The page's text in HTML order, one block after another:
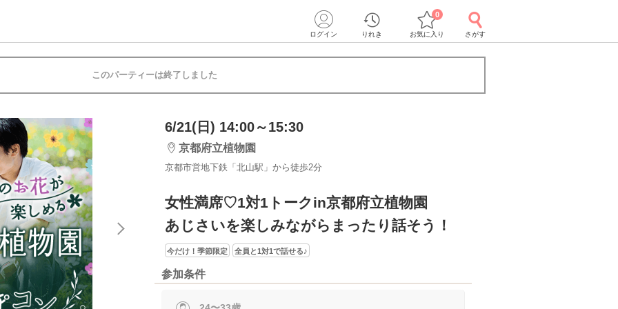
ログイン りれき お気に入り
0
さがす
このパーティーは終了しました
6/21(日) 14:00～15:30
京都府立植物園
京都市営地下鉄「北山駅」から徒歩2分
女性満席♡1対1トークin京都府立植物園
あじさいを楽しみながらまったり話そう！
今だけ！季節限定 全員と1対1で話せる♪
参加条件